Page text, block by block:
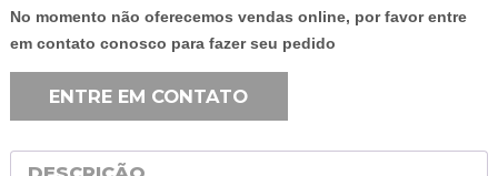
No momento não oferecemos vendas online, por favor entre
em contato conosco para fazer seu pedido
ENTRE EM CONTATO